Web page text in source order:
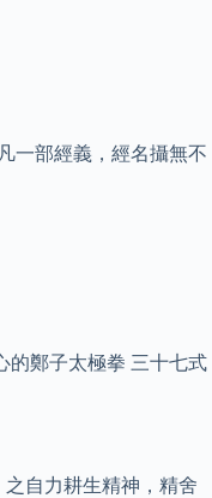
一部經義，經名攝無不
的鄭子太極拳 三十七式
自力耕生精神，精舍